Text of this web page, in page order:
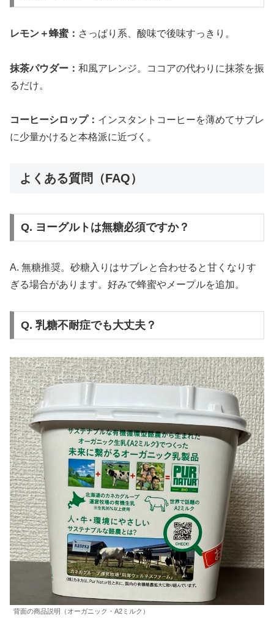
レモン＋蜂蜜： さっぱり系、酸味で後味すっきり。
抹茶パウダー： 和風アレンジ。ココアの代わりに抹茶を振
るだけ。
コーヒーシロップ： インスタントコーヒーを薄めてサブレ
に少量かけると本格派に近づく。
よくある質問（FAQ）
Q. ヨーグルトは無糖必須ですか？
A. 無糖推奨。砂糖入りはサブレと合わせると甘くなりす
ぎる場合があります。好みで蜂蜜やメープルを追加。
Q. 乳糖不耐症でも大丈夫？
背面の商品説明（オーガニック・A2ミルク）